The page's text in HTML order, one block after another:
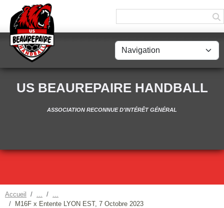
US BEAUREPAIRE HANDBALL
ASSOCIATION RECONNUE D'INTÉRÊT GÉNÉRAL
Accueil
M16F x Entente LYON EST, 7 Octobre 2023
Panneau de gestion des cookies